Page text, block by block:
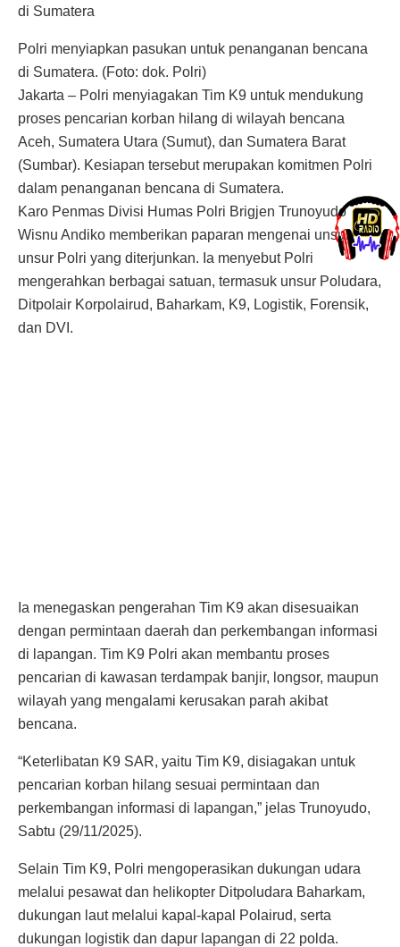
di Sumatera
Polri menyiapkan pasukan untuk penanganan bencana
di Sumatera. (Foto: dok. Polri)
Jakarta – Polri menyiagakan Tim K9 untuk mendukung
proses pencarian korban hilang di wilayah bencana
Aceh, Sumatera Utara (Sumut), dan Sumatera Barat
(Sumbar). Kesiapan tersebut merupakan komitmen Polri
dalam penanganan bencana di Sumatera.
Karo Penmas Divisi Humas Polri Brigjen Trunoyudo
Wisnu Andiko memberikan paparan mengenai unsur-
unsur Polri yang diterjunkan. Ia menyebut Polri
mengerahkan berbagai satuan, termasuk unsur Poludara,
Ditpolair Korpolairud, Baharkam, K9, Logistik, Forensik,
dan DVI.
Ia menegaskan pengerahan Tim K9 akan disesuaikan
dengan permintaan daerah dan perkembangan informasi
di lapangan. Tim K9 Polri akan membantu proses
pencarian di kawasan terdampak banjir, longsor, maupun
wilayah yang mengalami kerusakan parah akibat
bencana.
“Keterlibatan K9 SAR, yaitu Tim K9, disiagakan untuk
pencarian korban hilang sesuai permintaan dan
perkembangan informasi di lapangan,” jelas Trunoyudo,
Sabtu (29/11/2025).
Selain Tim K9, Polri mengoperasikan dukungan udara
melalui pesawat dan helikopter Ditpoludara Baharkam,
dukungan laut melalui kapal-kapal Polairud, serta
dukungan logistik dan dapur lapangan di 22 polda.